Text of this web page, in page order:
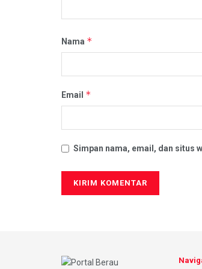
Nama *
Email *
Simpan nama, email, dan situs